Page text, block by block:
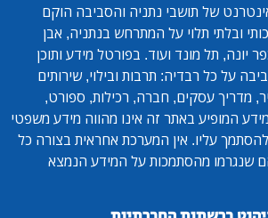
של תושבי נתניה והסביבה הוקם
ובלתי תלוי על המתרחש בנתניה, אבן
יונה, תל מונד ועוד. בפורטל מידע ותוכן
על כל רבדיה: תרבות ובילוי, שירותים
מדריך עסקים, חברה, רכילות, ספורט,
המופיע באתר זה אינו מהווה מידע משפטי
להסתמך עליו. אין המערכת אחראית בצורה כל
שנגרמו מהסתמכות על המידע הנמצא